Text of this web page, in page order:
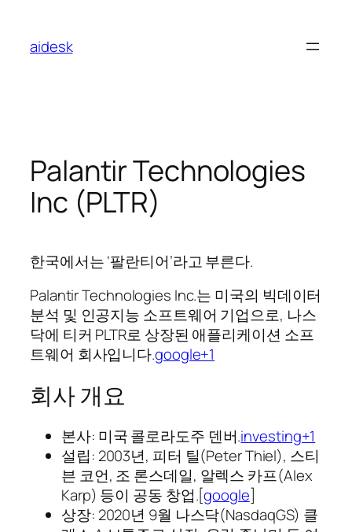
aidesk
Palantir Technologies
Inc (PLTR)
한국에서는 ‘팔란티어’라고 부른다.
Palantir Technologies Inc.는 미국의 빅데이터
분석 및 인공지능 소프트웨어 기업으로, 나스
닥에 티커 PLTR로 상장된 애플리케이션 소프
트웨어 회사입니다.google+1
회사 개요
본사: 미국 콜로라도주 덴버.investing+1
설립: 2003년, 피터 틸(Peter Thiel), 스티
븐 코언, 조 론스데일, 알렉스 카프(Alex
Karp) 등이 공동 창업.[google]​
상장: 2020년 9월 나스닥(NasdaqGS) 클